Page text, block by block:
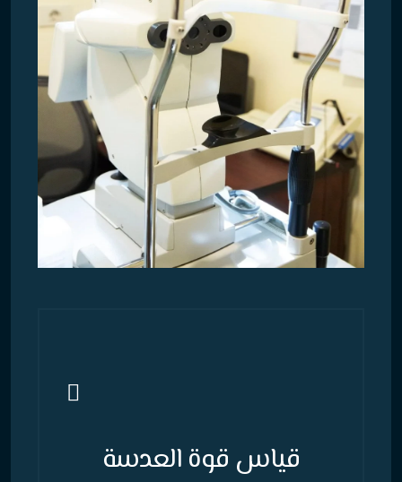
قياس قوة العدسة